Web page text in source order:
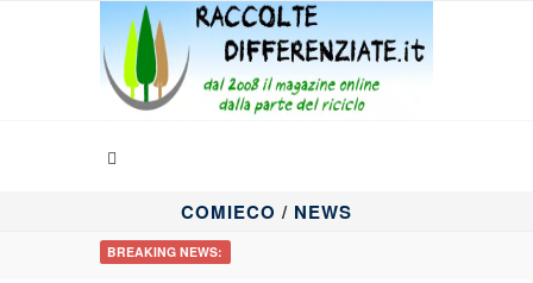
COMIECO / NEWS
BREAKING NEWS: